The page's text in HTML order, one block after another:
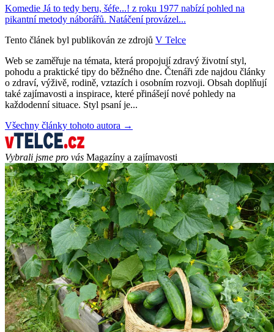
Komedie Já to tedy beru, šéfe...! z roku 1977 nabízí pohled na
pikantní metody náborářů. Natáčení provázel...
Tento článek byl publikován ze zdrojů V Telce
Web se zaměřuje na témata, která propojují zdravý životní styl,
pohodu a praktické tipy do běžného dne. Čtenáři zde najdou články
o zdraví, výživě, rodině, vztazích i osobním rozvoji. Obsah doplňují
také zajímavosti a inspirace, které přinášejí nové pohledy na
každodenní situace. Styl psaní je...
Všechny články tohoto autora →
Vybrali jsme pro vás Magazíny a zajímavosti